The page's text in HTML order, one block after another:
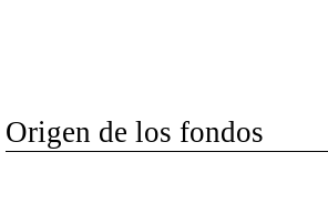
Origen de los fondos